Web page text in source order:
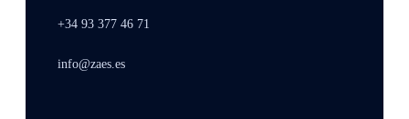
+34 93 377 46 71
info@zaes.es